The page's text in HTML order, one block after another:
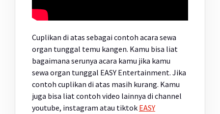
Cuplikan di atas sebagai contoh acara sewa
organ tunggal temu kangen. Kamu bisa liat
bagaimana serunya acara kamu jika kamu
sewa organ tunggal EASY Entertainment. Jika
contoh cuplikan di atas masih kurang. Kamu
juga bisa liat contoh video lainnya di channel
youtube, instagram atau tiktok EASY